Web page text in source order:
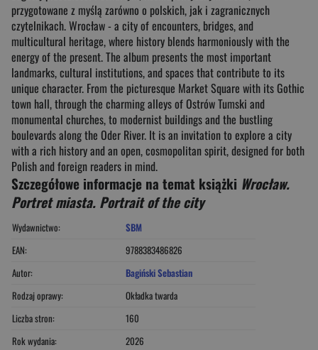
przygotowane z myślą zarówno o polskich, jak i zagranicznych
czytelnikach. Wrocław - a city of encounters, bridges, and
multicultural heritage, where history blends harmoniously with the
energy of the present. The album presents the most important
landmarks, cultural institutions, and spaces that contribute to its
unique character. From the picturesque Market Square with its Gothic
town hall, through the charming alleys of Ostrów Tumski and
monumental churches, to modernist buildings and the bustling
boulevards along the Oder River. It is an invitation to explore a city
with a rich history and an open, cosmopolitan spirit, designed for both
Polish and foreign readers in mind.
Szczegółowe informacje na temat książki Wrocław.
Portret miasta. Portrait of the city
Wydawnictwo:
SBM
EAN:
9788383486826
Autor:
Bagiński Sebastian
Rodzaj oprawy:
Okładka twarda
Liczba stron:
160
Rok wydania:
2026